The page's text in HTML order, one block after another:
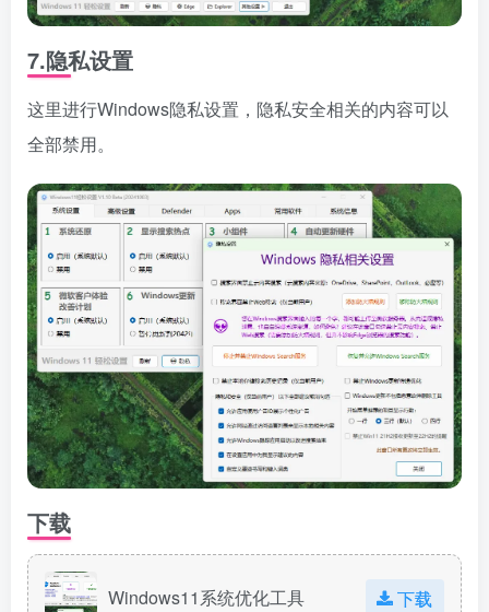
7.隐私设置
这里进行Windows隐私设置，隐私安全相关的内容可以
全部禁用。
下载
Windows11系统优化工具 下载